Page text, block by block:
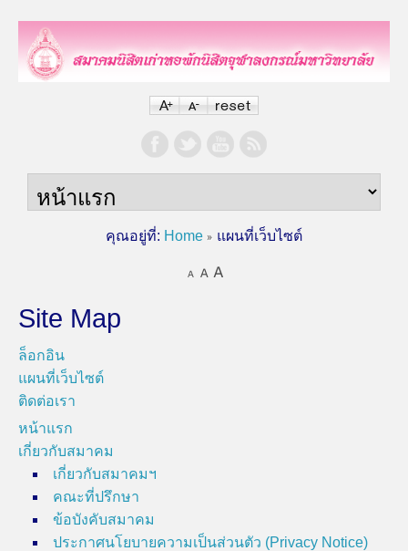
คุณอยู่ที่: Home แผนที่เว็บไซต์
Site Map
ล็อกอิน
แผนที่เว็บไซต์
ติดต่อเรา
หน้าแรก
เกี่ยวกับสมาคม
เกี่ยวกับสมาคมฯ
คณะที่ปรึกษา
ข้อบังคับสมาคม
ประกาศนโยบายความเป็นส่วนตัว (Privacy Notice)